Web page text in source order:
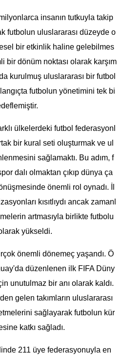
insanın tutkuyla takip
futbolun uluslararası düzeyde o
bir etkinlik haline gelebilmes
bir dönüm noktası olarak karşım
kurulmuş uluslararası bir futbol
futbolun yönetimini tek bi
ülkelerdeki futbol federasyonl
bir kural seti oluşturmak ve ul
sağlamaktı. Bu adım, f
dalı olmaktan çıkıp dünya ça
önemli rol oynadı. İl
kısıtlıydı ancak zamanl
artmasıyla birlikte futbolu
yükseldi.
önemli dönemeç yaşandı. Ö
düzenlenen ilk FIFA Düny
unutulmaz bir anı olarak kaldı.
gelen takımların uluslararası
sağlayarak futbolun kür
katkı sağladı.
211 üye federasyonuyla en